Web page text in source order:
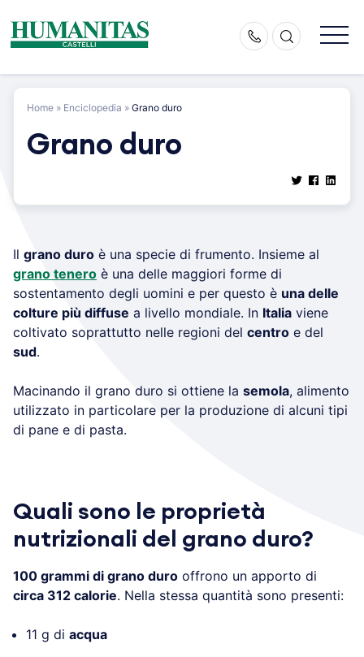
content
Home » Enciclopedia » Grano duro
Grano duro
Il grano duro è una specie di frumento. Insieme al
grano tenero è una delle maggiori forme di
sostentamento degli uomini e per questo è una delle
colture più diffuse a livello mondiale. In Italia viene
coltivato soprattutto nelle regioni del centro e del
sud.
Macinando il grano duro si ottiene la semola, alimento
utilizzato in particolare per la produzione di alcuni tipi
di pane e di pasta.
Quali sono le proprietà
nutrizionali del grano duro?
100 grammi di grano duro offrono un apporto di
circa 312 calorie. Nella stessa quantità sono presenti:
11 g di acqua